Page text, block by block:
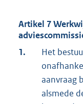
Artikel 7
1.
Het
aanvraag
alsmede